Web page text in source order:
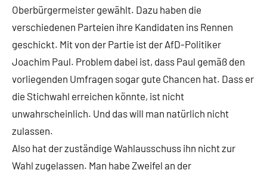
Oberbürgermeister gewählt. Dazu haben die
verschiedenen Parteien ihre Kandidaten ins Rennen
geschickt. Mit von der Partie ist der AfD-Politiker
Joachim Paul. Problem dabei ist, dass Paul gemäß den
vorliegenden Umfragen sogar gute Chancen hat. Dass er
die Stichwahl erreichen könnte, ist nicht
unwahrscheinlich. Und das will man natürlich nicht
zulassen.
Also hat der zuständige Wahlausschuss ihn nicht zur
Wahl zugelassen. Man habe Zweifel an der